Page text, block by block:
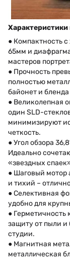
Характеристики
● Компактность
65мм и
мастеров
● Прочность
полностью
байонет и
● Великолепная
один SLD-
минимизируют
четкость.
● Угол обзора
Идеально
«звездных
● Шаговый мотор
и тихий –
● Селективная
удобно для
● Герметичность
защиту от пыли и
студии.
● Магнитная
металлическая